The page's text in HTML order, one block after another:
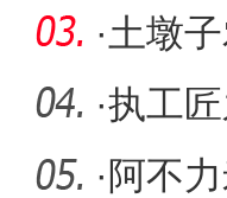
·土墩
程
·执工
· 阿不